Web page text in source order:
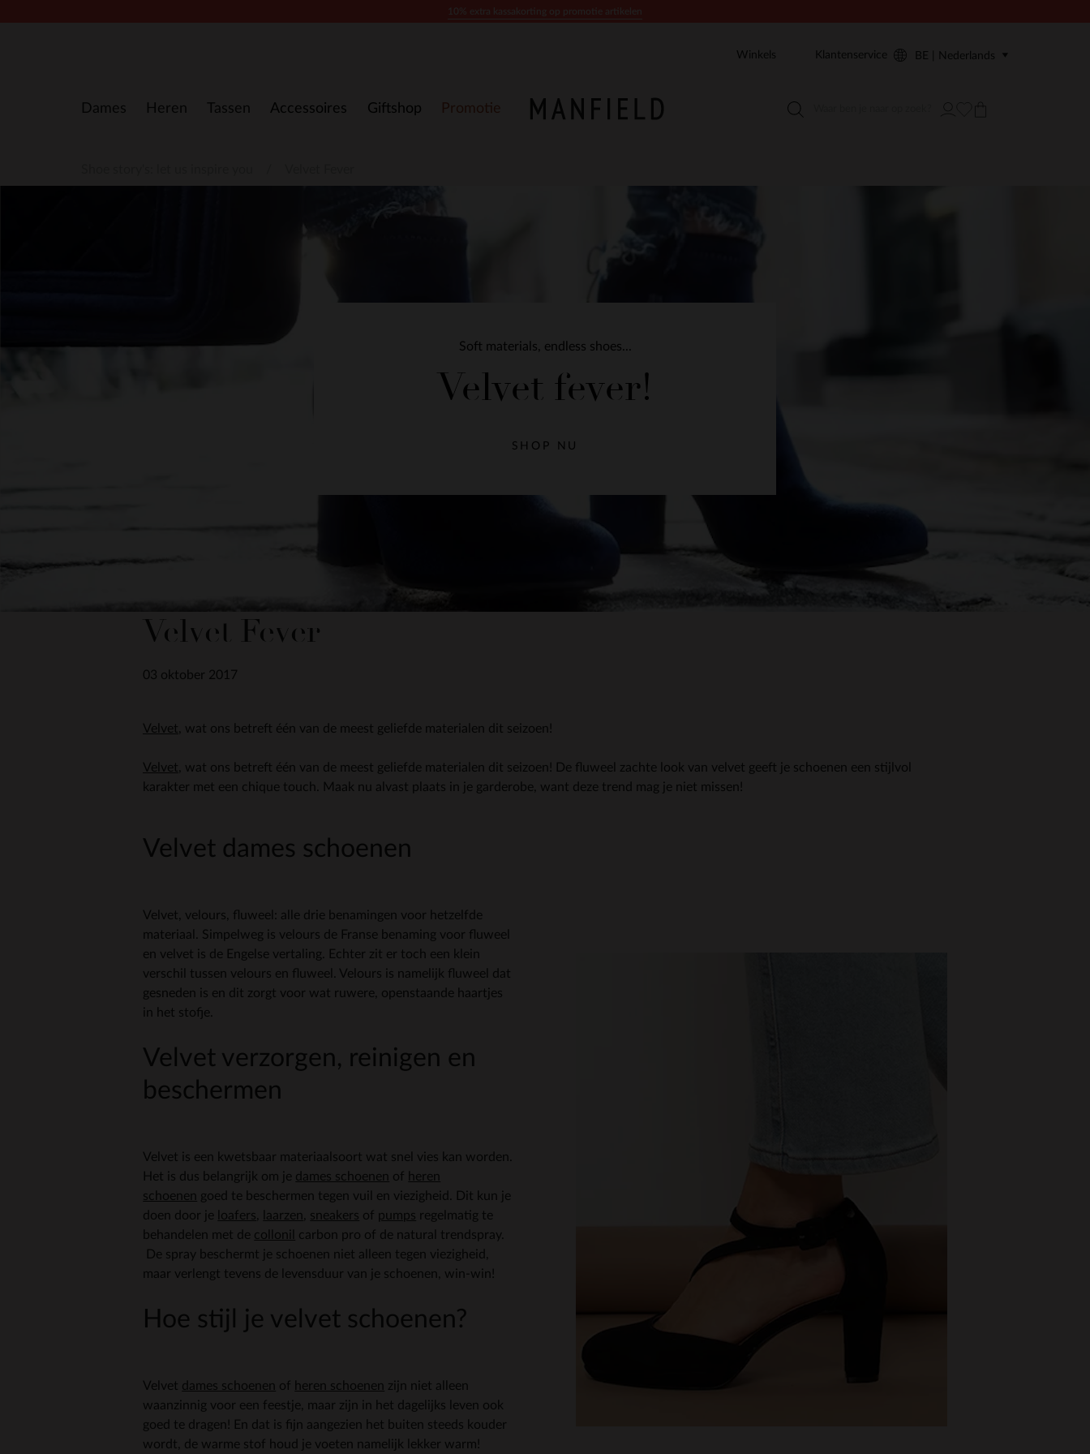
Dames Heren Tassen Accessoires Giftshop Promotie
Winkels Klantenservice BE | Nederlands
Velvet Fever
03 oktober 2017
Velvet , wat ons betreft één van de meest geliefde materialen dit seizoen!
Soft materials, endless shoes...
Velvet fever!
SHOP NU
Velvet , wat ons betreft één van de meest geliefde materialen dit seizoen! De fluweel zachte look van velvet geeft je schoenen een stijlvol
karakter met een chique touch. Maak nu alvast plaats in je garderobe, want deze trend mag je niet missen!
Velvet dames schoenen
Velvet, velours, fluweel: alle drie benamingen voor hetzelfde
materiaal. Simpelweg is velours de Franse benaming voor fluweel
en velvet is de Engelse vertaling. Echter zit er toch een klein
verschil tussen velours en fluweel. Velours is namelijk fluweel dat
gesneden is en dit zorgt voor wat ruwere, openstaande haartjes
in het stofje.
Velvet verzorgen, reinigen en
beschermen
Velvet is een kwetsbaar materiaalsoort wat snel vies kan worden.
Het is dus belangrijk om je dames schoenen of heren
schoenen goed te beschermen tegen vuil en viezigheid. Dit kun je
doen door je
loafers laarzen sneakers of pumps regelmatig te
behandelen met de collonil
carbon pro of de natural trendspray.
De spray beschermt je schoenen niet alleen tegen viezigheid,
maar verlengt tevens de levensduur van je schoenen, win-win!
Hoe stijl je velvet schoenen?
Velvet dames schoenen of heren schoenen zijn niet alleen
waanzinnig voor een feestje, maar zijn in het dagelijks leven ook
goed te dragen! En dat is fijn aangezien het buiten steeds kouder
wordt, de warme stof houd je voeten namelijk lekker warm!